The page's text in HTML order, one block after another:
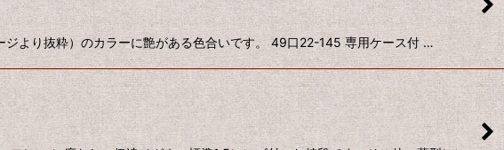
より抜粋）のカラーに艶がある色合いです。 49口22-145 専用ケース付 …